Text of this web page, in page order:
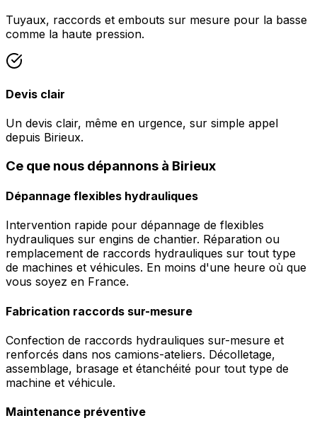
Tuyaux, raccords et embouts sur mesure pour la basse
comme la haute pression.
Devis clair
Un devis clair, même en urgence, sur simple appel
depuis Birieux.
Ce que nous dépannons à Birieux
Dépannage flexibles hydrauliques
Intervention rapide pour dépannage de flexibles
hydrauliques sur engins de chantier. Réparation ou
remplacement de raccords hydrauliques sur tout type
de machines et véhicules. En moins d'une heure où que
vous soyez en France.
Fabrication raccords sur-mesure
Confection de raccords hydrauliques sur-mesure et
renforcés dans nos camions-ateliers. Décolletage,
assemblage, brasage et étanchéité pour tout type de
machine et véhicule.
Maintenance préventive